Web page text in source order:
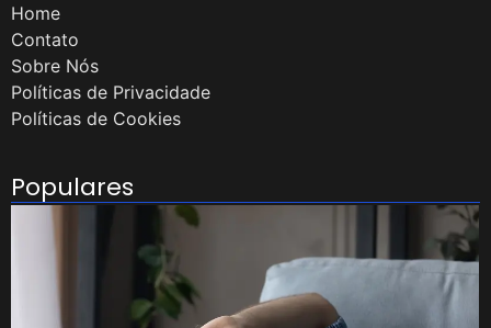
Home
Contato
Sobre Nós
Políticas de Privacidade
Políticas de Cookies
Populares